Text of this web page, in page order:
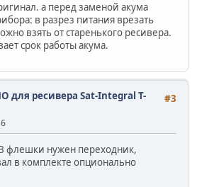
а перед заменой акума
в разрез питания врезать
взять от старенького ресивера.
срок работы акума.
#3
для ресивера Sat-Integral T-
флешки нужен переходник,
в комплекте опционально